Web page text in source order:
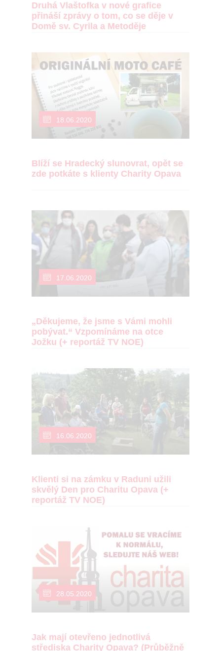
Druhá Vlaštofka v nové grafice
přináší zprávy o tom, co se děje v
Domě sv. Cyrila a Metoděje
18.06.2020
Blíží se Hradecký slunovrat, opět se
zde potkáte s klienty Charity Opava
17.06.2020
„Děkujeme, že jsme s Vámi mohli
pobývat.“ Vzpomínáme na otce
Jožku (+ reportáž TV NOE)
16.06.2020
Klienti si na zámku v Raduni užili
skvělý Den pro Charitu Opava (+
reportáž TV NOE)
28.05.2020
Jak mají otevřeno jednotlivá
střediska Charity Opava? (Průběžně